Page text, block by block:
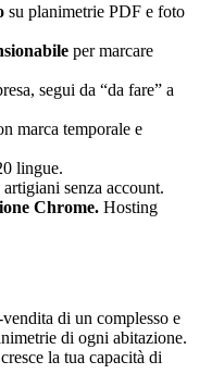
su planimetrie PDF e foto
per marcare
segui da “da fare” a
marca temporale e
lingue.
senza account.
Chrome. Hosting
di un complesso e
di ogni abitazione.
la tua capacità di